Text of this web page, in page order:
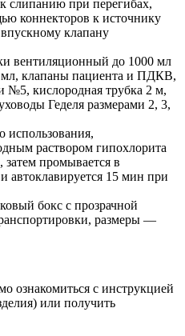
слипанию при перегибах,
коннекторов к источнику
клапану
вентиляционный до 1000 мл
клапаны пациента и ПДКВ,
кислородная трубка 2 м,
Геделя размерами 2, 3,
использования,
раствором гипохлорита
промывается в
автоклавируется 15 мин при
бокс с прозрачной
размеры —
ознакомиться с инструкцией
или получить